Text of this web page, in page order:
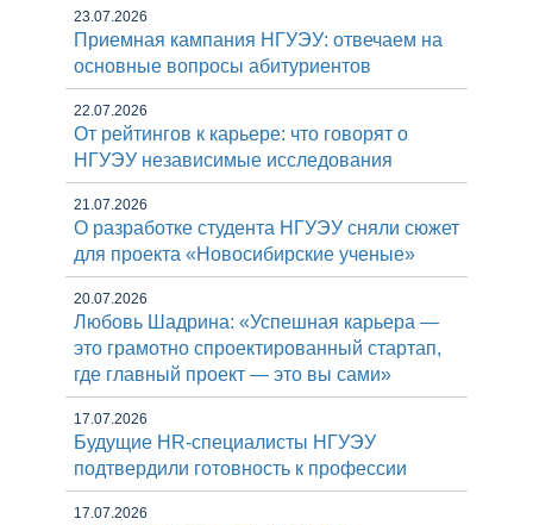
23.07.2026
Приемная кампания НГУЭУ: отвечаем на
основные вопросы абитуриентов
22.07.2026
От рейтингов к карьере: что говорят о
НГУЭУ независимые исследования
21.07.2026
О разработке студента НГУЭУ сняли сюжет
для проекта «Новосибирские ученые»
20.07.2026
Любовь Шадрина: «Успешная карьера —
это грамотно спроектированный стартап,
где главный проект — это вы сами»
17.07.2026
Будущие HR-специалисты НГУЭУ
подтвердили готовность к профессии
17.07.2026